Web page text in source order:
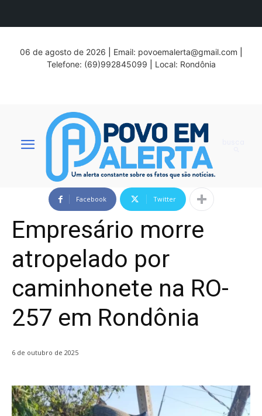
06 de agosto de 2026 Email: povoemalerta@gmail.com
Telefone: (69)992845099
Local: Rondônia
Facebook Twitter
Empresário morre
atropelado por
caminhonete na RO-
257 em Rondônia
6 de outubro de 2025